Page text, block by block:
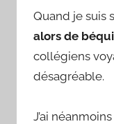
Quand je suis
alors de
collégiens
désagréable.
J’ai